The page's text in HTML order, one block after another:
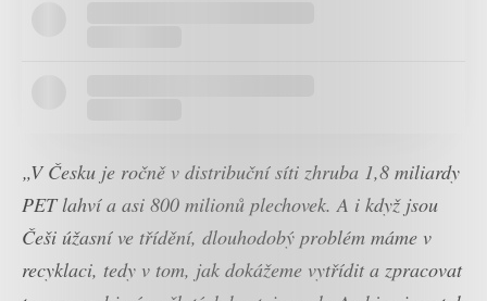
„V Česku je ročně v distribuční síti zhruba 1,8 miliardy
PET lahví a asi 800 milionů plechovek. A i když jsou
Češi úžasní ve třídění, dlouhodobý problém máme v
recyklaci, tedy v tom, jak dokážeme vytřídit a zpracovat